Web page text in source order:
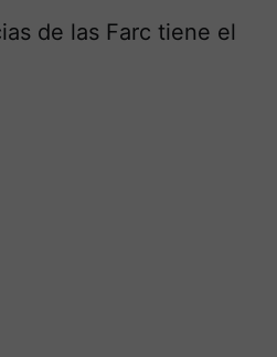
de las Farc tiene el